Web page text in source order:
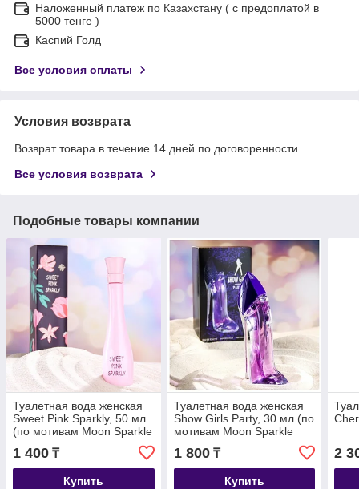
Наложенный платеж по Казахстану ( с предоплатой в
5000 тенге )
Каспий Голд
Все условия оплаты
Условия возврата
Возврат товара в течение 14 дней по договоренности
Все условия возврата
Подобные товары компании
Туалетная вода женская
Sweet Pink Sparkly, 50 мл
(по мотивам Moon Sparkle
(Escada)
1 400 ₸
Купить
Туалетная вода женская
Show Girls Party, 30 мл (по
мотивам Moon Sparkle
(Escada)
1 800₸
Купить
2